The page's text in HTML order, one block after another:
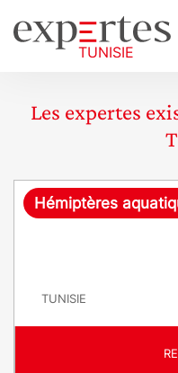
Les expertes
R
ê
Hémiptères